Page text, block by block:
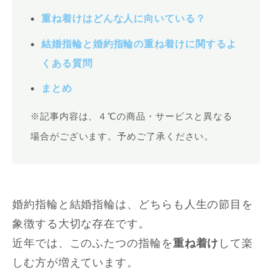
重ね着けはどんな人に向いている？
結婚指輪と婚約指輪の重ね着けに関するよ
くある質問
まとめ
※記事内容は、４℃の商品・サービスと異なる
場合がございます。予めご了承ください。
婚約指輪と結婚指輪は、どちらも人生の節目を
象徴する大切な存在です。
近年では、このふたつの指輪を重ね着け して楽
しむ方が増えています。